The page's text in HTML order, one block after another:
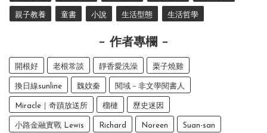
親子教養 童書 小說 生活型態 生活哲學
作者專欄
開根好 老根常談 靜香愛洗澡 栗子燒雞
換日線sunline 魏妏秦 閱域－非文學閱書人
Miracle｜奇蹟放送所 榴槤 歷史迷因
小路金融實戰 Lewis Richard Noreen Suan-san